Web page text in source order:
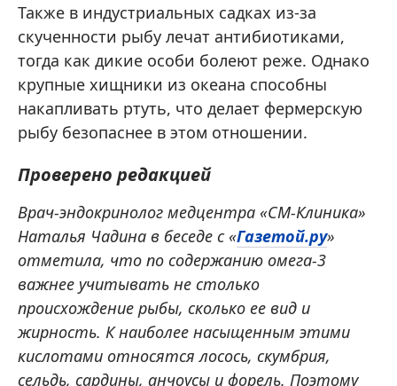
Также в индустриальных садках из-за
скученности рыбу лечат антибиотиками,
тогда как дикие особи болеют реже. Однако
крупные хищники из океана способны
накапливать ртуть, что делает фермерскую
рыбу безопаснее в этом отношении.
Проверено редакцией
Врач-эндокринолог медцентра «СМ-Клиника»
Наталья Чадина в беседе с «Газетой.ру»
отметила, что по содержанию омега-3
важнее учитывать не столько
происхождение рыбы, сколько ее вид и
жирность. К наиболее насыщенным этими
кислотами относятся лосось, скумбрия,
сельдь, сардины, анчоусы и форель. Поэтому